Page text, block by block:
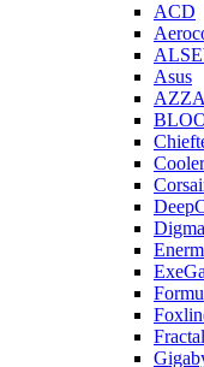
ACD
Asus
AZZA
Digma